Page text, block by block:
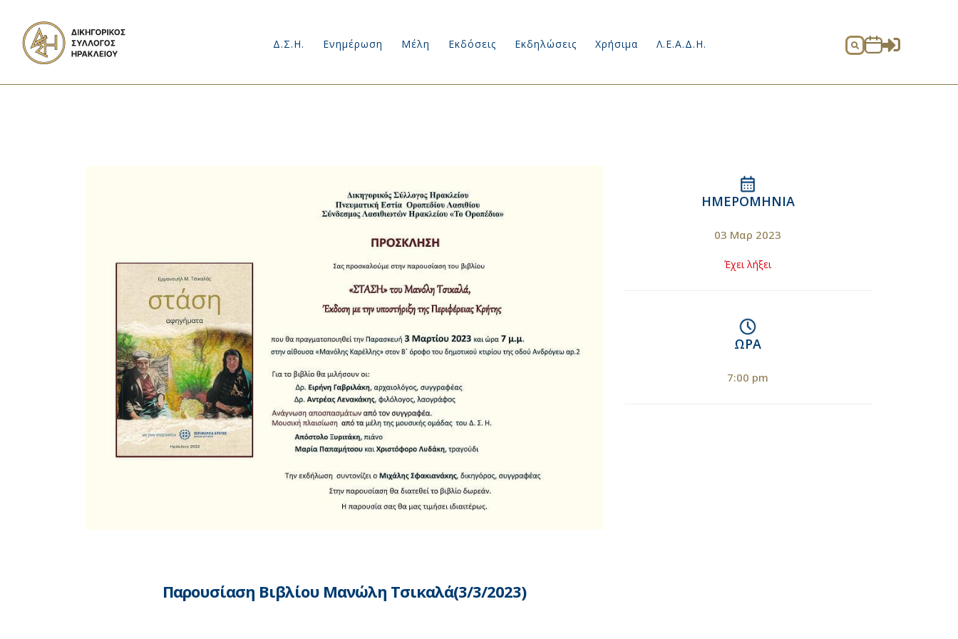
Δ.Σ.Η. Ενημέρωση Μέλη Εκδόσεις Εκδηλώσεις Χρήσιμα Λ.Ε.Α.Δ.Η.  
Παρουσίαση Βιβλίου Μανώλη Τσικαλά(3/3/2023)
ΗΜΕΡΟΜΗΝΊΑ
03 Μαρ 2023
Έχει λήξει
ΏΡΑ
7:00 pm